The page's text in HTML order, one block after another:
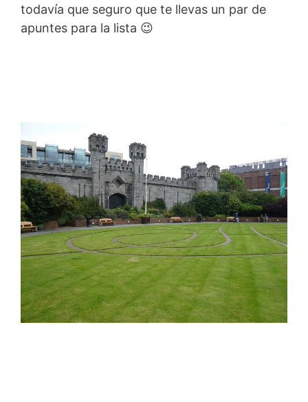
todavía que seguro que te llevas un par de
apuntes para la lista 😉